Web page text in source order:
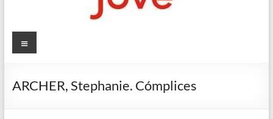
Sala
Biblioteca
Menú
ARCHER, Stephanie. Cómplices